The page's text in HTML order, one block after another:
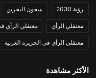
رؤية 2030 سجون البحرين
معتقلي الرأي معتقلي الرأي
معتقلي الرأي في الجزيرة العربية
الأكثر مشاهدة